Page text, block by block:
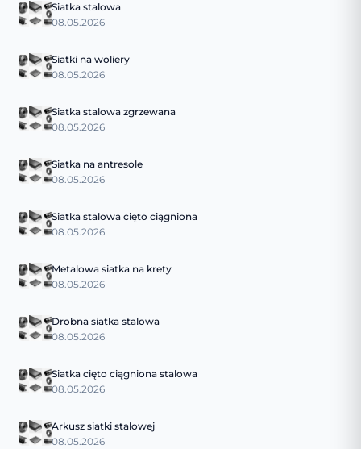
Siatka stalowa
08.05.2026
Siatki na woliery
08.05.2026
Siatka stalowa zgrzewana
08.05.2026
Siatka na antresole
08.05.2026
Siatka stalowa cięto ciągniona
08.05.2026
Metalowa siatka na krety
08.05.2026
Drobna siatka stalowa
08.05.2026
Siatka cięto ciągniona stalowa
08.05.2026
Arkusz siatki stalowej
08.05.2026